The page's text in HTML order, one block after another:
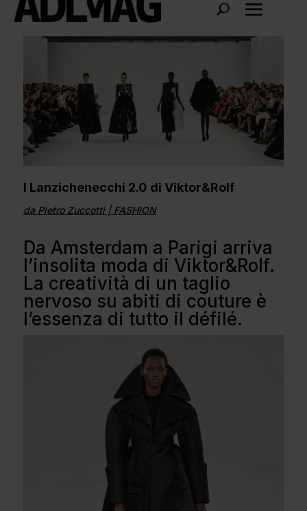
I Lanzichenecchi 2.0 di Viktor&Rolf
da Pietro Zuccotti| FASHION
Da Amsterdam a Parigi arriva
l’insolita moda di Viktor&Rolf.
La creatività di un taglio
nervoso su abiti di couture è
l’essenza di tutto il défilé.